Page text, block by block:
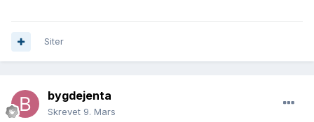
Siter
bygdejenta
Skrevet 9. Mars